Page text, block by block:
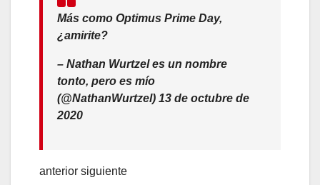
Más como Optimus Prime Day,
¿amirite?
– Nathan Wurtzel es un nombre
tonto, pero es mío
(@NathanWurtzel) 13 de octubre de
2020
anterior siguiente